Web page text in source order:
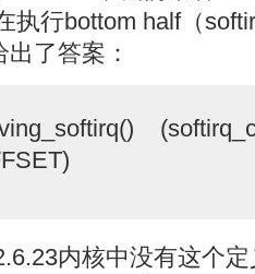
执行bottom half（
了答案：
内核中没有这个